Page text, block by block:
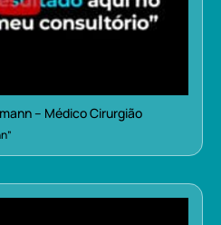
– Médico Cirurgião